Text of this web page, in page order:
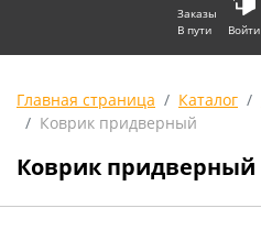
Заказы
В пути
Войти
Главная страница Каталог
Коврик придверный
Коврик придверный